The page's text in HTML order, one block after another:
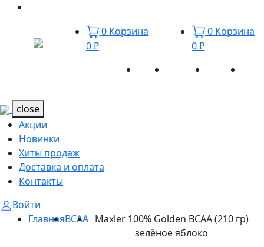
0 Корзина
0 ₽
0 Корзина
0 ₽
Акции Новинки
close
Акции
Новинки
Хиты продаж
Доставка и оплата
Контакты
Войти
ГлавнаяBCAA Maxler 100% Golden BCAA (210 гр)
зелёное яблоко